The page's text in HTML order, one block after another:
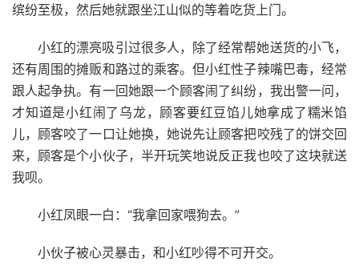
缤纷至极，然后她就跟坐江山似的等着吃货上门。
小红的漂亮吸引过很多人，除了经常帮她送货的小飞，
还有周围的摊贩和路过的乘客。但小红性子辣嘴巴毒，经常
跟人起争执。有一回她跟一个顾客闹了纠纷，我出警一问，
才知道是小红闹了乌龙，顾客要红豆馅儿她拿成了糯米馅
儿，顾客咬了一口让她换，她说先让顾客把咬残了的饼交回
来，顾客是个小伙子，半开玩笑地说反正我也咬了这块就送
我呗。
小红凤眼一白：“我拿回家喂狗去。”
小伙子被心灵暴击，和小红吵得不可开交。